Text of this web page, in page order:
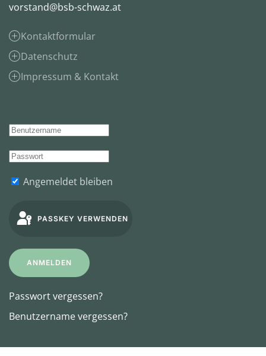
vorstand@bsb-schwaz.at
Kontaktformular
Datenschutz
Impressum & Kontakt
Angemeldet bleiben
PASSKEY VERWENDEN
ANMELDEN
Passwort vergessen?
Benutzername vergessen?